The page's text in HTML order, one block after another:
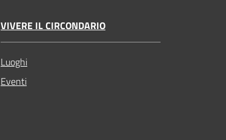
VIVERE IL CIRCONDARIO
Luoghi
Eventi